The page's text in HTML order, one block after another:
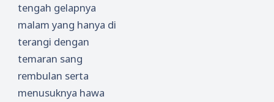
tengah gelapnya
malam yang hanya di
terangi dengan
temaran sang
rembulan serta
menusuknya hawa